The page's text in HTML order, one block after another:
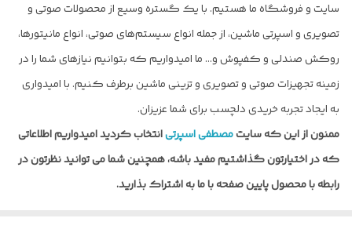
سایت و فروشگاه ما هستیم. با یک گستره وسیع از محصولات صوتی و
تصویری و اسپرتی ماشین، از جمله انواع سیستم‌های صوتی، انواع مانیتورها،
روکش صندلی و کفپوش و… ما امیدواریم که بتوانیم نیازهای شما را در
زمینه تجهیزات صوتی و تصویری و تزینی ماشین برطرف کنیم. با امیدواری
به ایجاد تجربه خریدی دلچسب برای شما عزیزان.
ممنون از این که سایتمصطفی اسپرتیانتخاب کردید امیدواریم اطلاعاتی
که در اختیارتون گذاشتیم مفید باشه، همچنین شما می توانید نظرتون در
رابطه با محصول پایین صفحه با ما به اشتراک بذارید.